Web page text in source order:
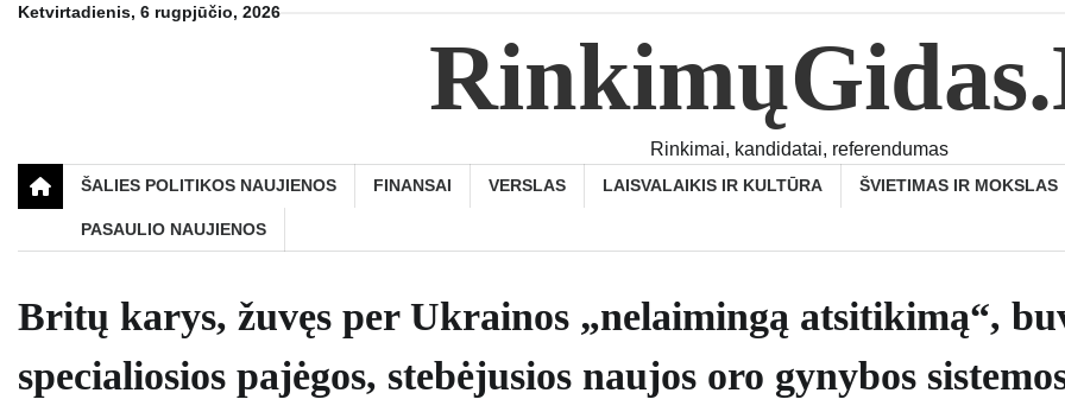
SkipKetvirtadienis, 6 rugpjūčio, 2026
Rinkimai, kandidatai, referendumas
ŠALIES POLITIKOS NAUJIENOS FINANSAI VERSLAS LAISVALAIKIS IR KULTŪRA ŠVIETIMAS IR MOKSLAS
PASAULIO NAUJIENOS
Britų karys, žuvęs per Ukrainos „nelaimingą atsitikimą“,
specialiosios pajėgos, stebėjusios naujos oro gynybos